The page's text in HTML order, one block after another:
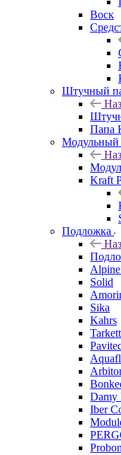
Воск
Штучный
Папа
Модульный
Kraft
Подложка
Solid
Sika
Kahrs
Tarkett
Damy
Iber